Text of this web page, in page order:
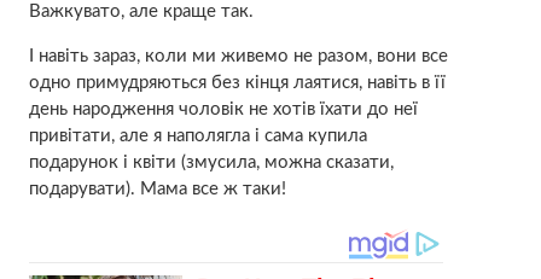
Важкувато, але краще так.
І навіть зараз, коли ми живемо не разом, вони все
одно примудряються без кінця лaятися, навіть в її
день народження чоловік не хотів їхати до неї
привітати, але я наполягла і сама купила
подарунок і квіти (змусила, можна сказати,
подарувати). Мама все ж таки!